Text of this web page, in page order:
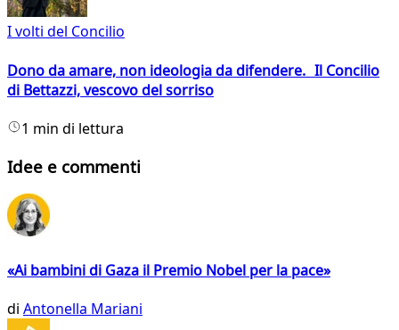
I volti del Concilio
Dono da amare, non ideologia da difendere. Il Concilio
di Bettazzi, vescovo del sorriso
1 min di lettura
Idee e commenti
«Ai bambini di Gaza il Premio Nobel per la pace»
di Antonella Mariani